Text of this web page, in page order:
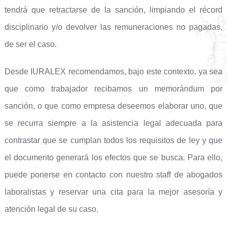
tendrá que retractarse de la sanción, limpiando el récord
disciplinario y/o devolver las remuneraciones no pagadas,
de ser el caso.
Desde IURALEX recomendamos, bajo este contexto, ya sea
que como trabajador recibamos un memorándum por
sanción, o que como empresa deseemos elaborar uno, que
se recurra siempre a la asistencia legal adecuada para
contrastar que se cumplan todos los requisitos de ley y que
el documento generará los efectos que se busca. Para ello,
puede ponerse en contacto con nuestro staff de abogados
laboralistas y reservar una cita para la mejor asesoría y
atención legal de su caso.